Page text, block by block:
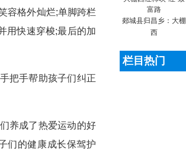
容格外灿烂;单脚跨栏
用快速穿梭;最后的加
把手帮助孩子们纠正
养成了热爱运动的好
们的健康成长保驾护
郯城县归昌乡：大棚
西
栏目热门